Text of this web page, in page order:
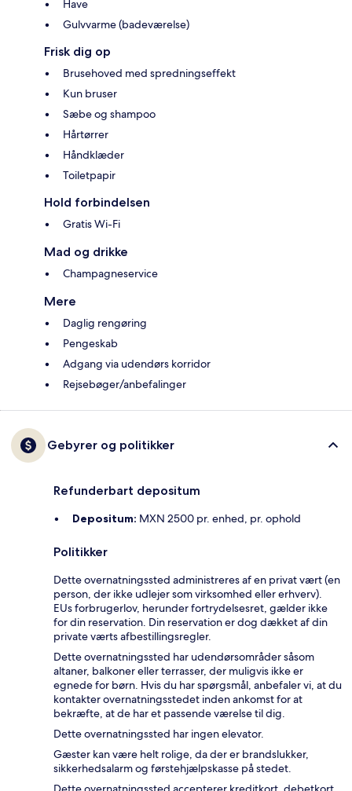
Have
Gulvvarme (badeværelse)
Frisk dig op
Brusehoved med spredningseffekt
Kun bruser
Sæbe og shampoo
Hårtørrer
Håndklæder
Toiletpapir
Hold forbindelsen
Gratis Wi-Fi
Mad og drikke
Champagneservice
Mere
Daglig rengøring
Pengeskab
Adgang via udendørs korridor
Rejsebøger/anbefalinger
Gebyrer og politikker
Refunderbart depositum
Depositum: MXN 2500 pr. enhed, pr. ophold
Politikker
Dette overnatningssted administreres af en privat vært (en
person, der ikke udlejer som virksomhed eller erhverv).
EUs forbrugerlov, herunder fortrydelsesret, gælder ikke
for din reservation. Din reservation er dog dækket af din
private værts afbestillingsregler.
Dette overnatningssted har udendørsområder såsom
altaner, balkoner eller terrasser, der muligvis ikke er
egnede for børn. Hvis du har spørgsmål, anbefaler vi, at du
kontakter overnatningsstedet inden ankomst for at
bekræfte, at de har et passende værelse til dig.
Dette overnatningssted har ingen elevator.
Gæster kan være helt rolige, da der er brandslukker,
sikkerhedsalarm og førstehjælpskasse på stedet.